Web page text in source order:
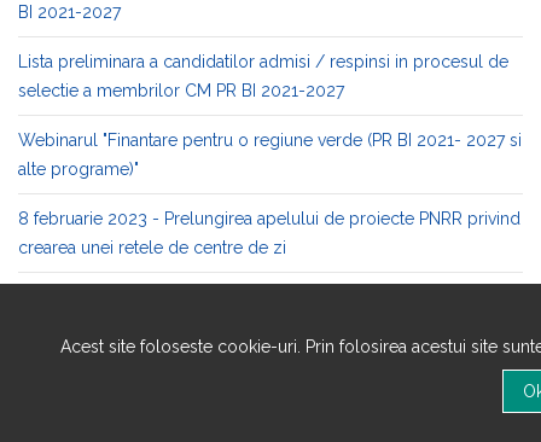
BI 2021-2027
Lista preliminara a candidatilor admisi / respinsi in procesul de
selectie a membrilor CM PR BI 2021-2027
Webinarul "Finantare pentru o regiune verde (PR BI 2021- 2027 si
alte programe)"
8 februarie 2023 - Prelungirea apelului de proiecte PNRR privind
crearea unei retele de centre de zi
Acest site foloseste cookie-uri. Prin folosirea acestui site